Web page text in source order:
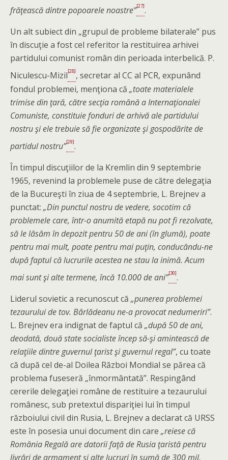
frăţească dintre popoarele noastre”[27].
Un alt subiect din „grupul de probleme bilaterale” pus
în discuţie a fost cel referitor la restituirea arhivei
partidului comunist român din perioada interbelică. P.
Niculescu-Mizil[28], secretar al CC al PCR, expunând
fondul problemei, menţiona că „toate materialele
trimise din ţară, către secţia română a Internaţionalei
Comuniste, constituie fonduri de arhivă ale partidului
nostru şi ele trebuie să fie organizate şi gospodărite de
partidul nostru”[29].
În timpul discuţiilor de la Kremlin din 9 septembrie
1965, revenind la problemele puse de către delegaţia
de la Bucureşti în ziua de 4 septembrie, L. Brejnev a
punctat: „Din punctul nostru de vedere, socotim că
problemele care, într-o anumită etapă nu pot fi rezolvate,
să le lăsăm în depozit pentru 50 de ani (în glumă), poate
pentru mai mult, poate pentru mai puţin, conducându-ne
după faptul că lucrurile acestea ne stau la inimă. Acum
mai sunt şi alte termene, încă 10.000 de ani”[30].
Liderul sovietic a recunoscut că „punerea problemei
tezaurului de tov. Bârlădeanu ne-a provocat nedumeriri”.
L. Brejnev era indignat de faptul că „după 50 de ani,
deodată, două state socialiste încep să-şi amintească de
relaţiile dintre guvernul ţarist şi guvernul regal”, cu toate
că după cel de-al Doilea Război Mondial se părea că
problema fuseseră „înmormântată”. Respingând
cererile delegaţiei române de restituire a tezaurului
românesc, sub pretextul dispariţiei lui în timpul
războiului civil din Rusia, L. Brejnev a declarat că URSS
este în posesia unui document din care „reiese că
România Regală are datorii faţă de Rusia ţaristă pentru
livrări de armament şi alte lucruri în sumă de 300 mil.